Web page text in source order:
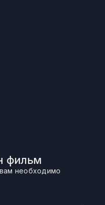
фильм
необходимо